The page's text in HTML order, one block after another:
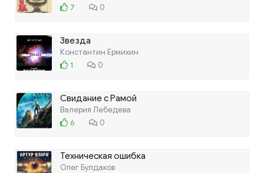
7
0
Звезда
Константин Ермихин
1
0
Свидание с Рамой
Валерия Лебедева
6
0
Техническая ошибка
Олег Булдаков